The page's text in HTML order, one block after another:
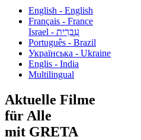
English - English
Français - France
עִבְרִית - Israel
Português - Brazil
Українська - Ukraine
Englis - India
Multilingual
Aktuelle Filme
für Alle
mit GRETA